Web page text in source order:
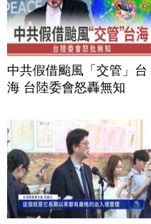
中共假借颱風「交管」台
海 台陸委會怒轟無知